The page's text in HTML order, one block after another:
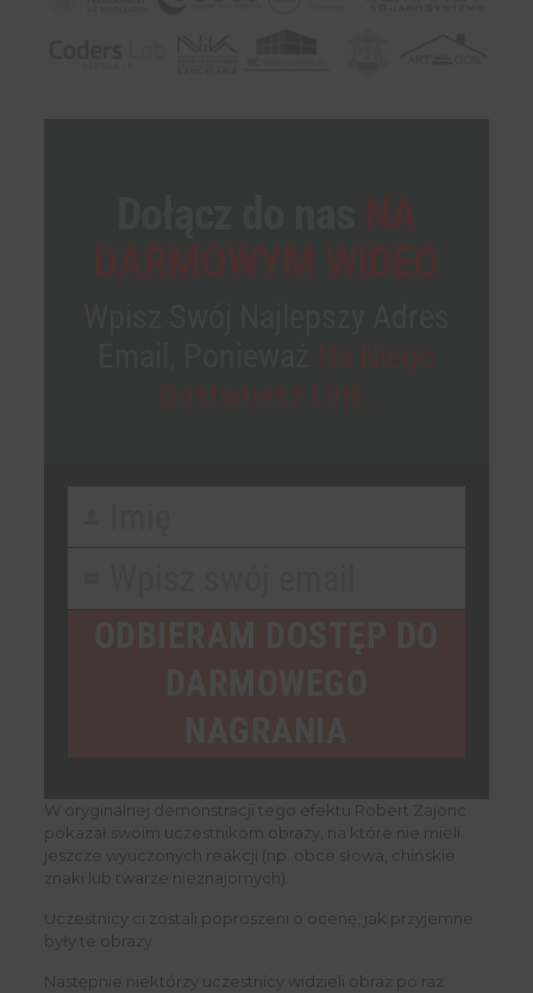
W oryginalnej demonstracji tego efektu Robert Zajonc
pokazał swoim uczestnikom obrazy, na które nie mieli
jeszcze wyuczonych reakcji (np. obce słowa, chińskie
znaki lub twarze nieznajomych).
Uczestnicy ci zostali poproszeni o ocenę, jak przyjemne
były te obrazy.
Następnie niektórzy uczestnicy widzieli obraz po raz